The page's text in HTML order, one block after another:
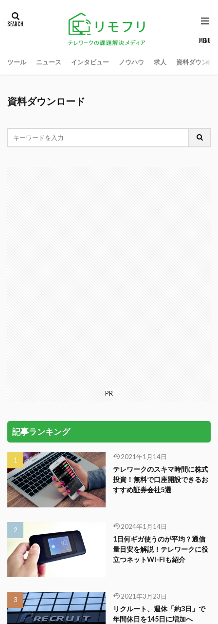
ツール ニュース インタビュー ノウハウ 求人 資料ダウンロ
資料ダウンロード
PR
記事ランキング
2021年1月14日
テレワークのスキマ時間に株式
投資！無料で口座開設できるお
すすめ証券会社5選
2024年1月14日
1日何ギガ使うのが平均？通信
量目安を解説！テレワークに役
立つネットWi-Fiも紹介
2021年3月23日
リクルート、週休「約3日」で
年間休日を145日に増加へ